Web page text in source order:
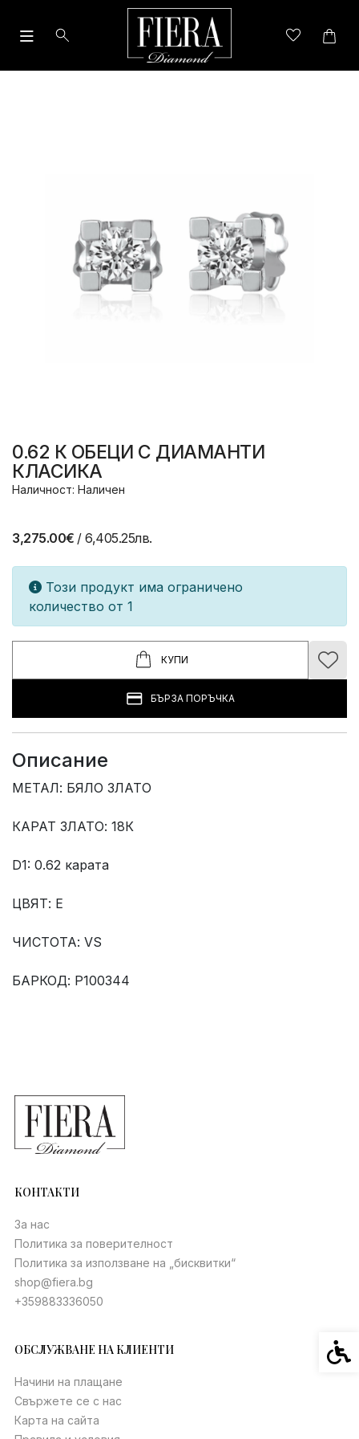
0.62 К ОБЕЦИ С ДИАМАНТИ
КЛАСИКА
Наличност: Наличен
3,275.00€ / 6,405.25лв.
Този продукт има ограничено
количество от 1
КУПИ
БЪРЗА ПОРЪЧКА
Описание
МЕТАЛ: БЯЛО ЗЛАТО
КАРАТ ЗЛАТО: 18К
D1: 0.62 карата
ЦВЯТ: Е
ЧИСТОТА: VS
БАРКОД: Р100344
КОНТАКТИ
За нас
Политика за поверителност
Политика за използване на „бисквитки“
shop@fiera.bg
+359883336050
ОБСЛУЖВАНЕ НА КЛИЕНТИ
Начини на плащане
Свържете се с нас
Карта на сайта